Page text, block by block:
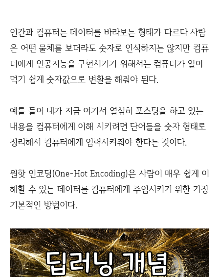
인간과 컴퓨터는 데이터를 바라보는 형태가 다르다 사람
은 어떤 물체를 보더라도 숫자로 인식하지는 않지만 컴퓨
터에게 인공지능을 구현시키기 위해서는 컴퓨터가 알아
먹기 쉽게 숫자값으로 변환을 해줘야 된다.
예를 들어 내가 지금 여기서 열심히 포스팅을 하고 있는
내용을 컴퓨터에게 이해 시키려면 단어들을 숫자 형태로
정리해서 컴퓨터에게 입력시켜줘야 한다는 것이다.
원핫 인코딩(One-Hot Encoding)은 사람이 매우 쉽게 이
해할 수 있는 데이터를 컴퓨터에게 주입시키기 위한 가장
기본적인 방법이다.